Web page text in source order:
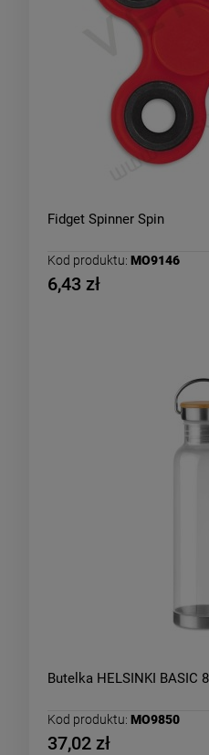
Fidget Spinner Spin
Kod produktu: MO9146
6,43 zł
Butelka HELSINKI BASIC
Kod produktu: MO9850
37,02 zł